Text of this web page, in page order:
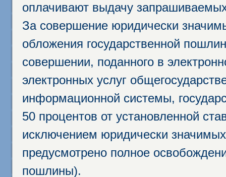
оплачивают выдачу
За совершение юридически
обложения государственной
совершении, поданного в
электронных услуг
информационной системы,
50 процентов от установленной
исключением юридически
предусмотрено полное
пошлины).